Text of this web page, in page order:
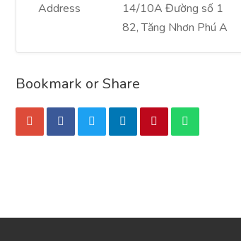
Address
14/10A Đường số 1
82, Tăng Nhơn Phú A
Bookmark or Share